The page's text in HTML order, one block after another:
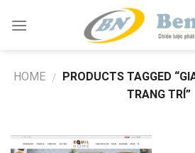
HOME / PRODUCTS TAGGED
TRANG TRÍ”